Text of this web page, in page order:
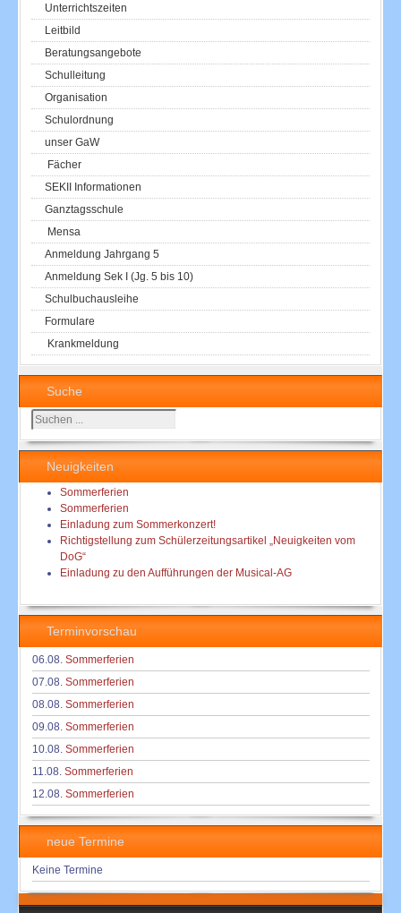
Unterrichtszeiten
Leitbild
Beratungsangebote
Schulleitung
Organisation
Schulordnung
unser GaW
Fächer
SEKII Informationen
Ganztagsschule
Mensa
Anmeldung Jahrgang 5
Anmeldung Sek I (Jg. 5 bis 10)
Schulbuchausleihe
Formulare
Krankmeldung
Suche
Suchen
...
Neuigkeiten
Sommerferien
Sommerferien
Einladung zum Sommerkonzert!
Richtigstellung zum Schülerzeitungsartikel „Neuigkeiten vom
DoG“
Einladung zu den Aufführungen der Musical-AG
Terminvorschau
06.08. Sommerferien
07.08. Sommerferien
08.08. Sommerferien
09.08. Sommerferien
10.08. Sommerferien
11.08. Sommerferien
12.08. Sommerferien
neue Termine
Keine Termine